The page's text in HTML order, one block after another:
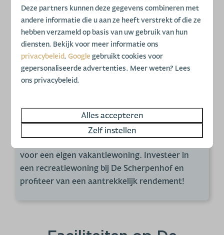
of daag elkaar uit op de tennisbaan of in de
gamehal. De Scherpenhof beschikt zelfs over
een eigen jachthaven waar u uw boot kunt
aanmeren. Na een lange vakantiedag kunt u
heerlijk aanschuiven bij een van de gezellige
horecagelegenheden.
met betaalbare vakantiewoningen waar jong en
oud zich geen moment zal vervelen! Dankzij de
unieke ligging aan de IJssel is dit dé ideale locatie
voor een eigen vakantiewoning. Investeer in
een recreatiewoning bij De Scherpenhof en
profiteer van een aantrekkelijk rendement!
Deze partners kunnen deze gegevens combineren met
andere informatie die u aan ze heeft verstrekt of die ze
hebben verzameld op basis van uw gebruik van hun
diensten. Bekijk voor meer informatie ons
privacybeleid.Googlegebruikt cookies voor
gepersonaliseerde advertenties. Meer weten? Lees
ons privacybeleid.
Alles accepteren
Zelf instellen